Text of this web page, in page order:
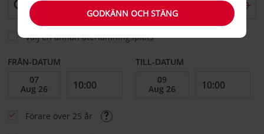
Välj en annan återlämningsplats
FRÅN-DATUM TILL-DATUM
Förare över 25 år
GODKÄNN OCH STÄNG